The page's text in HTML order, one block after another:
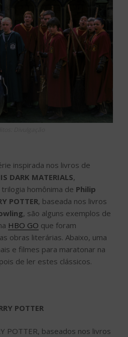
inspirada nos livros de
DARK MATERIALS,
homônima de Philip
POTTER, baseada nos livros
, são alguns exemplos de
HBO GO que foram
obras literárias. Abaixo, uma
e filmes para maratonar na
de ler estes clássicos.
POTTER
POTTER, baseados nos livros